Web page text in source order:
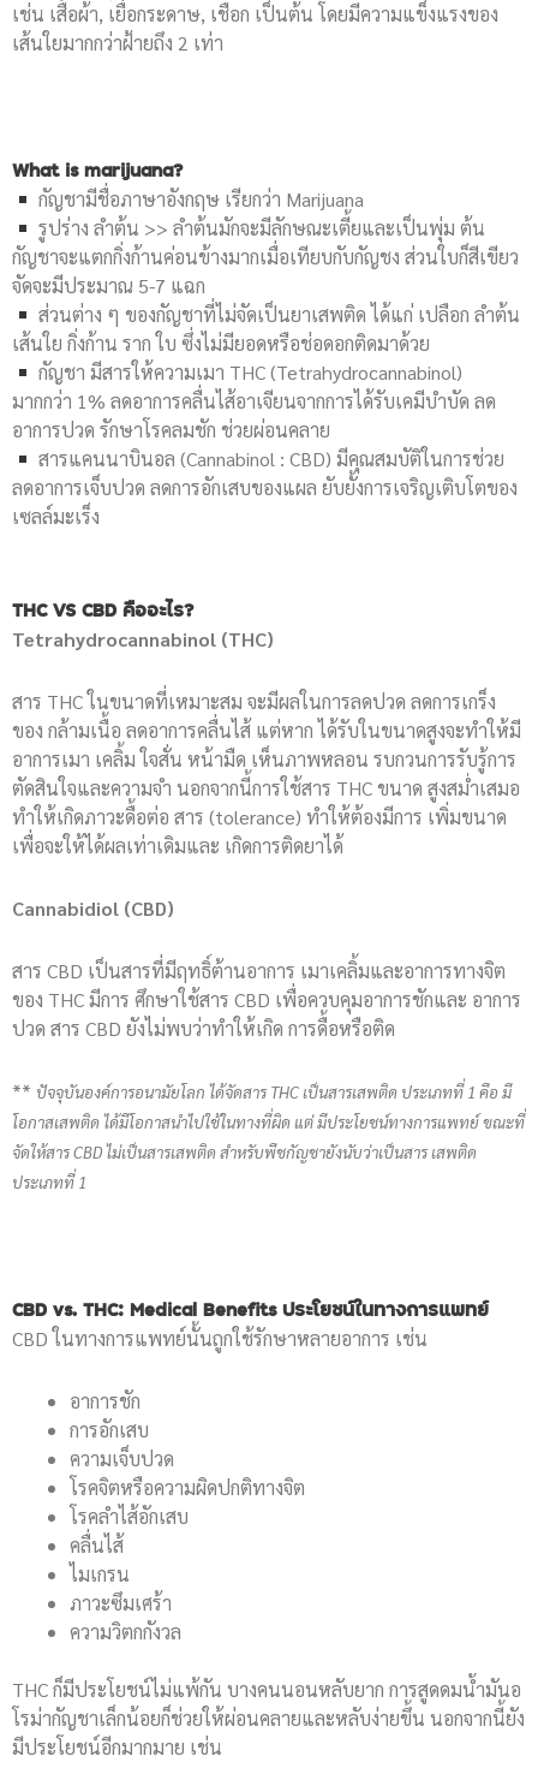
เช่น เสื้อผ้า, เยื่อกระดาษ, เชือก เป็นต้น โดยมีความแข็งแรงของ
เส้นใยมากกว่าฝ้ายถึง 2 เท่า
What is marijuana?
กัญชามีชื่อภาษาอังกฤษ เรียกว่า Marijuana
รูปร่าง ลำต้น >> ลำต้นมักจะมีลักษณะเตี้ยและเป็นพุ่ม ต้น
กัญชาจะแตกกิ่งก้านค่อนข้างมากเมื่อเทียบกับกัญชง ส่วนใบก็สีเขียว
จัดจะมีประมาณ 5-7 แฉก
ส่วนต่าง ๆ ของกัญชาที่ไม่จัดเป็นยาเสพติด ได้แก่ เปลือก ลำต้น
เส้นใย กิ่งก้าน ราก ใบ ซึ่งไม่มียอดหรือช่อดอกติดมาด้วย
กัญชา มีสารให้ความเมา THC (Tetrahydrocannabinol)
มากกว่า 1% ลดอาการคลื่นไส้อาเจียนจากการได้รับเคมีบำบัด ลด
อาการปวด รักษาโรคลมชัก ช่วยผ่อนคลาย
สารแคนนาบินอล (Cannabinol : CBD) มีคุณสมบัติในการช่วย
ลดอาการเจ็บปวด ลดการอักเสบของแผล ยับยั้งการเจริญเติบโตของ
เซลล์มะเร็ง
THC VS CBD คืออะไร?
Tetrahydrocannabinol (THC)
สาร THC ในขนาดที่เหมาะสม จะมีผลในการลดปวด ลดการเกร็ง
ของ กล้ามเนื้อ ลดอาการคลื่นไส้ แต่หาก ได้รับในขนาดสูงจะทำให้มี
อาการเมา เคลิ้ม ใจสั่น หน้ามืด เห็นภาพหลอน รบกวนการรับรู้การ
ตัดสินใจและความจำ นอกจากนี้การใช้สาร THC ขนาด สูงสม่ำเสมอ
ทำให้เกิดภาวะดื้อต่อ สาร (tolerance) ทำให้ต้องมีการ เพิ่มขนาด
เพื่อจะให้ได้ผลเท่าเดิมและ เกิดการติดยาได้
Cannabidiol (CBD)
สาร CBD เป็นสารที่มีฤทธิ์ต้านอาการ เมาเคลิ้มและอาการทางจิต
ของ THC มีการ ศึกษาใช้สาร CBD เพื่อควบคุมอาการชักและ อาการ
ปวด สาร CBD ยังไม่พบว่าทำให้เกิด การดื้อหรือติด
** ปัจจุบันองค์การอนามัยโลก ได้จัดสาร THC เป็นสารเสพติด ประเภทที่ 1 คือ มี
โอกาสเสพติด ได้มีโอกาสนำไปใช้ในทางที่ผิด แต่ มีประโยชน์ทางการแพทย์ ขณะที่
จัดให้สาร CBD ไม่เป็นสารเสพติด สำหรับพืชกัญชายังนับว่าเป็นสาร เสพติด
ประเภทที่ 1
CBD vs. THC: Medical Benefits ประโยชน์ในทางการแพทย์
CBD ในทางการแพทย์นั้นถูกใช้รักษาหลายอาการ เช่น
อาการชัก
การอักเสบ
ความเจ็บปวด
โรคจิตหรือความผิดปกติทางจิต
โรคลำไส้อักเสบ
คลื่นไส้
ไมเกรน
ภาวะซึมเศร้า
ความวิตกกังวล
THC ก็มีประโยชน์ไม่แพ้กัน บางคนนอนหลับยาก การสูดดมน้ำมันอ
โรม่ากัญชาเล็กน้อยก็ช่วยให้ผ่อนคลายและหลับง่ายขึ้น นอกจากนี้ยัง
มีประโยชน์อีกมากมาย เช่น